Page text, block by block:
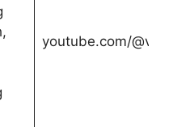
youtube.com/